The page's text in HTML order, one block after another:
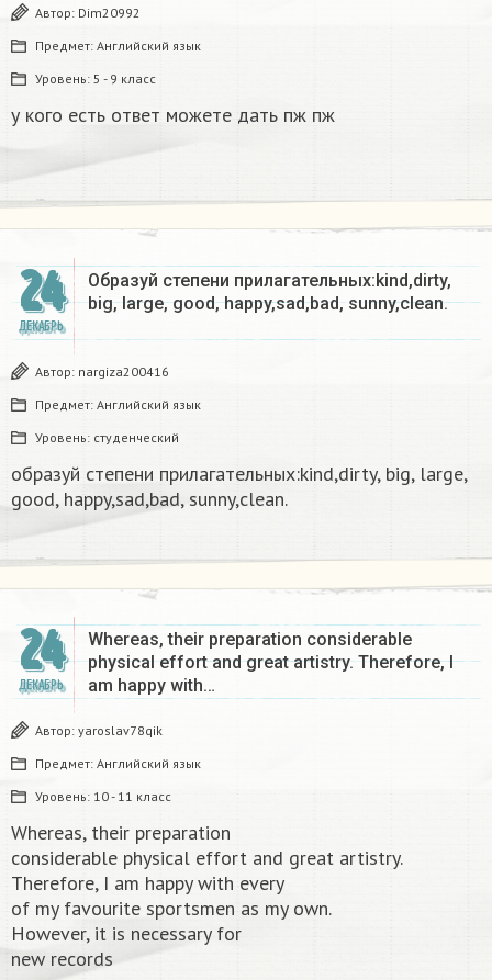
Автор: Dim20992
Предмет: Английский язык
Уровень: 5 - 9 класс
у кого есть ответ можете дать пж пж
24
ДЕКАБРЬ
Образуй степени прилагательных:kind,dirty,
big, large, good, happy,sad,bad, sunny,clean.​
Автор: nargiza200416
Предмет: Английский язык
Уровень: студенческий
образуй степени прилагательных:kind,dirty, big, large,
good, happy,sad,bad, sunny,clean.​
24
ДЕКАБРЬ
Whereas, their preparation considerable
physical effort and great artistry. Therefore, I
am happy with…
Автор: yaroslav78qik
Предмет: Английский язык
Уровень: 10 - 11 класс
Whereas, their preparation
considerable physical effort and great artistry.
Therefore, I am happy with every
of my favourite sportsmen as my own.
However, it is necessary for
new records​